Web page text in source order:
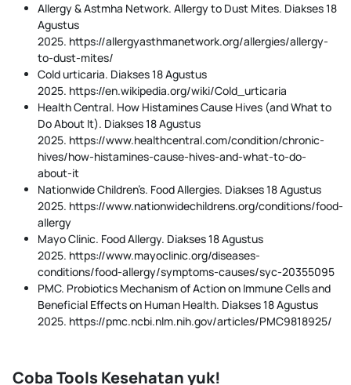
Allergy & Astmha Network. Allergy to Dust Mites. Diakses 18
Agustus
2025. https://allergyasthmanetwork.org/allergies/allergy-
to-dust-mites/
Cold urticaria. Diakses 18 Agustus
2025. https://en.wikipedia.org/wiki/Cold_urticaria
Health Central. How Histamines Cause Hives (and What to
Do About It). Diakses 18 Agustus
2025. https://www.healthcentral.com/condition/chronic-
hives/how-histamines-cause-hives-and-what-to-do-
about-it
Nationwide Children’s. Food Allergies. Diakses 18 Agustus
2025. https://www.nationwidechildrens.org/conditions/food-
allergy
Mayo Clinic. Food Allergy. Diakses 18 Agustus
2025. https://www.mayoclinic.org/diseases-
conditions/food-allergy/symptoms-causes/syc-20355095
PMC. Probiotics Mechanism of Action on Immune Cells and
Beneficial Effects on Human Health. Diakses 18 Agustus
2025. https://pmc.ncbi.nlm.nih.gov/articles/PMC9818925/
Coba Tools Kesehatan yuk!